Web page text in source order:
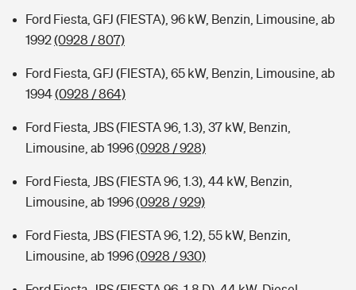
Ford Fiesta, GFJ (FIESTA), 96 kW, Benzin, Limousine, ab
1992(0928 / 807)
Ford Fiesta, GFJ (FIESTA), 65 kW, Benzin, Limousine, ab
1994(0928 / 864)
Ford Fiesta, JBS (FIESTA 96, 1.3), 37 kW, Benzin,
Limousine, ab 1996(0928 / 928)
Ford Fiesta, JBS (FIESTA 96, 1.3), 44 kW, Benzin,
Limousine, ab 1996(0928 / 929)
Ford Fiesta, JBS (FIESTA 96, 1.2), 55 kW, Benzin,
Limousine, ab 1996(0928 / 930)